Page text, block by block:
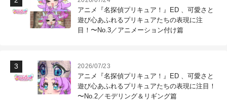
アニメ『名探偵プリキュア！』ED 、可愛さと
遊び心あふれるプリキュアたちの表現に注
目！〜No.3／アニメーション付け篇
2026/07/23
アニメ『名探偵プリキュア！』ED 、可愛さと
遊び心あふれるプリキュアたちの表現に注目！
〜No.2／モデリング＆リギング篇